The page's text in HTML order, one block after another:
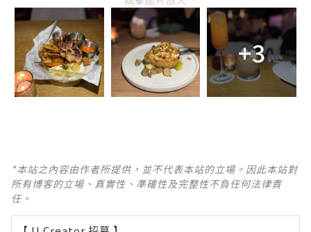
+3
*本站之內容由作者所提供，並不代表本站的立場。因此本站對
所有博客的立場、真實性、準確性及完整性不負任何法律責
任。